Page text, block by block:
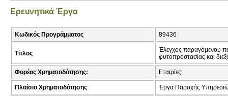
Ερευνητικά Έργα
Κωδικός Προγράμματος 89436
Τίτλος
Έλεγχος παραγόμενου
φυτοπροστασίας και
Φορέας Χρηματοδότησης: Εταιρίες
Πλαίσιο Χρηματοδότησης Έργα Παροχής